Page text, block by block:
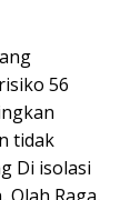
56
tidak
Di isolasi